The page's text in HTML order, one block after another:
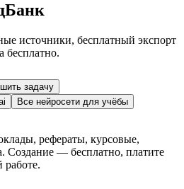
источники, бесплатный экспорт
бесплатно.
задачу
Все нейросети для учёбы
рефераты, курсовые,
Создание — бесплатно, платите
работе.